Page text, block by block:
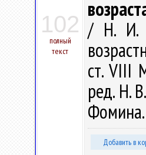
102
полный
текст
/ Н. И.
ст. VIII
ред. Н.
Добавить в